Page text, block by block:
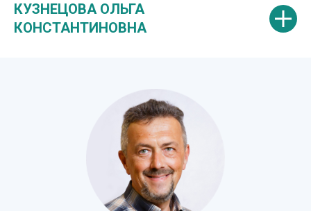
КУЗНЕЦОВА ОЛЬГА
КОНСТАНТИНОВНА